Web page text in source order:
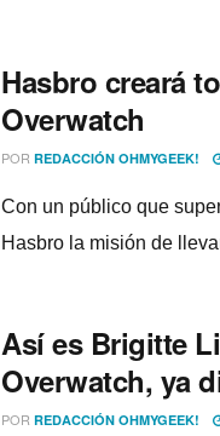
Hasbro creará
Overwatch
POR REDACCIÓN OHMYGEEK!
Con un público que
Hasbro la misión de
Así­ es Brigitte
Overwatch, ya
POR REDACCIÓN OHMYGEEK!